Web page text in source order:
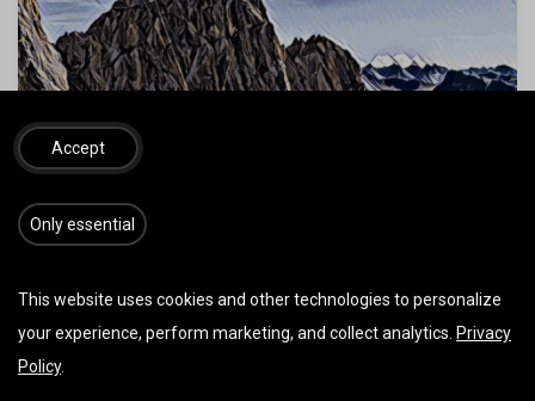
Schnifis,Österreich
Accept
​​​Only essential
This website uses cookies and other technologies to personalize
your experience, perform marketing, and collect analytics. Privacy
Policy.